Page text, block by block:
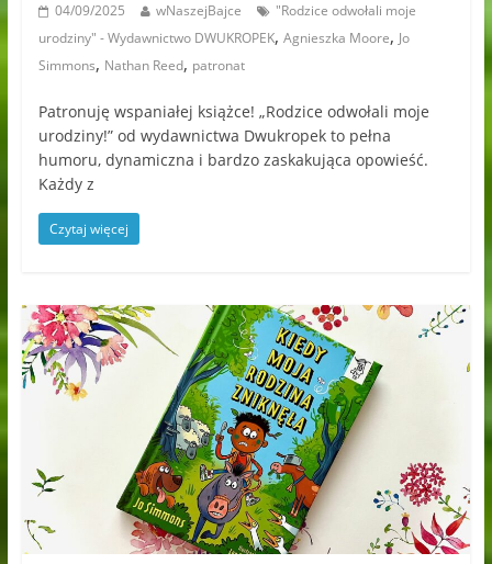
04/09/2025 wNaszejBajce
"Rodzice odwołali moje
urodziny" - Wydawnictwo DWUKROPEK, Agnieszka Moore, Jo
Simmons, Nathan Reed, patronat
Patronuję wspaniałej książce! „Rodzice odwołali moje
urodziny!” od wydawnictwa Dwukropek to pełna
humoru, dynamiczna i bardzo zaskakująca opowieść.
Każdy z
Czytaj więcej